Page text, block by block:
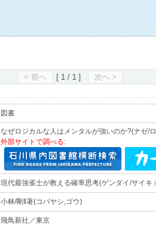
< 前へ [ 1 / 1 ] 次へ >
図書
なぜロジカルな人はメンタルが強いのか?(ナゼ/
外部サイトで調べる:
現代最強雀士が教える確率思考(ゲンダイ/サイ
小林/剛‖著(コバヤシ,ゴウ)
飛鳥新社／東京